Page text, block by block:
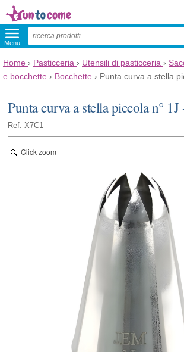
Menu
Home › Pasticceria › Utensili di pasticceria ›
e bocchette › Bocchette › Punta curva a stella
Punta curva a stella piccola n° 1J
Ref: X7C1
Click zoom